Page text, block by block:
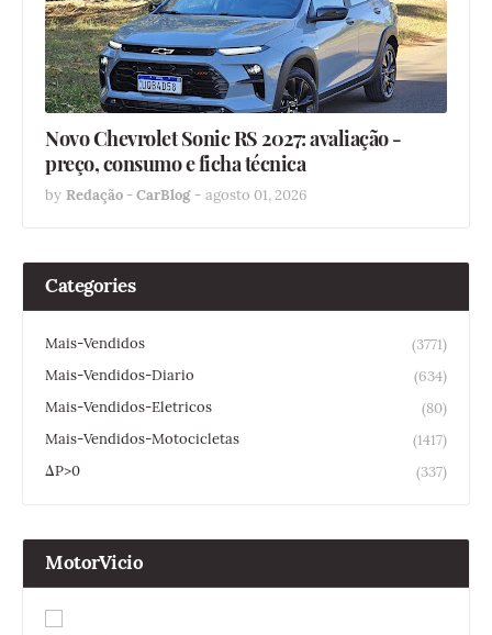
Novo Chevrolet Sonic RS 2027: avaliação -
preço, consumo e ficha técnica
by Redação - CarBlog - agosto 01, 2026
Categories
Mais-Vendidos
(3771)
Mais-Vendidos-Diario
(634)
Mais-Vendidos-Eletricos
(80)
Mais-Vendidos-Motocicletas
(1417)
ΔP>0
(337)
MotorVicio